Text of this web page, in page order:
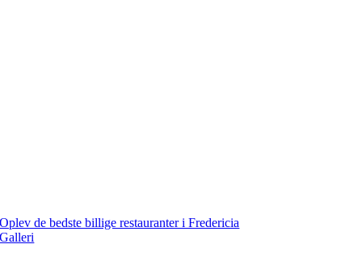
Oplev de bedste billige restauranter i Fredericia
Galleri